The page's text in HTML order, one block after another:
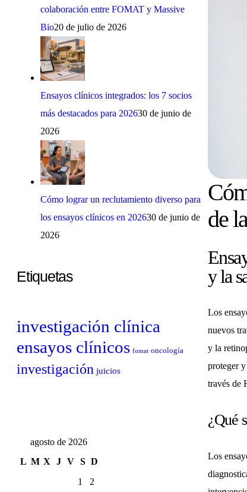
colaboración entre FOMAT y Massive
Bio20 de julio de 2026
Ensayos clínicos integrados: los 7 socios
más destacados para 202630 de junio de
2026
Cómo lograr un reclutamiento diverso para
los ensayos clínicos en 202630 de junio de
2026
Etiquetas
investigación clínica
ensayos clínicos fomat oncología
investigación juicios
agosto de 2026
L M X J V S D
1
2
de
y la
Los
nuevos
y la
proteger
través de
¿Qué
Los